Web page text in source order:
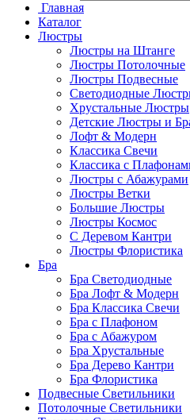
Главная
Каталог
Люстры
Люстры на Штанге
Люстры Потолочные
Люстры Подвесные
Светодиодные
Хрустальные Люстры
Детские Люстры и
Лофт & Модерн
Классика Свечи
Классика с
Люстры с Абажурами
Люстры Ветки
Большие Люстры
Люстры Космос
С Деревом Кантри
Люстры Флористика
Бра
Бра Светодиодные
Бра Лофт & Модерн
Бра Классика Свечи
Бра с Плафоном
Бра с Абажуром
Бра Хрустальные
Бра Дерево Кантри
Бра Флористика
Подвесные Светильники
Потолочные Светильники